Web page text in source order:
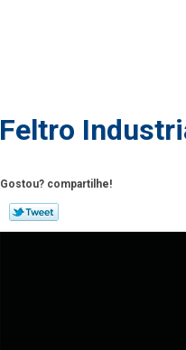
Feltro
Gostou? compartilhe!